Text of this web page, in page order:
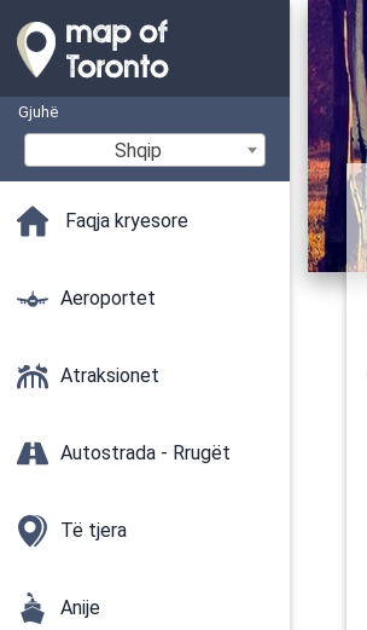
Gjuhë
Shqip
Faqja kryesore
Aeroportet
Atraksionet
Autostrada - Rrugët
Të tjera
Anije